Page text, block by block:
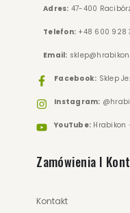
Adres: 47-400
Telefon: +48 600 928
Email:
Facebook: Sklep
Instagram:
YouTube: Hrabikon
Zamówienia I
Kontakt